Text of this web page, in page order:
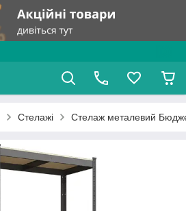
Стелажі Стелаж металевий